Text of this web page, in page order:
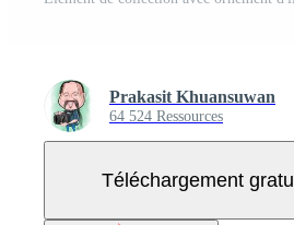
Prakasit Khuansuwan
64 524 Ressources
Téléchargement